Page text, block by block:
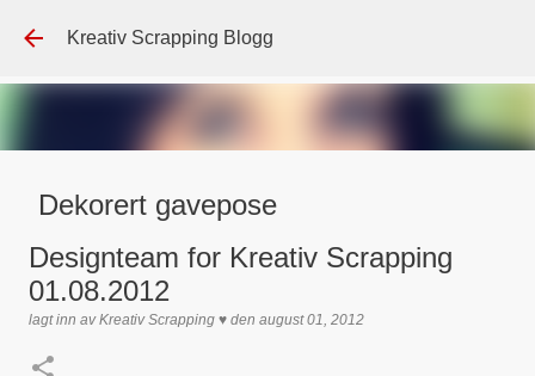
Kreativ Scrapping Blogg
Dekorert gavepose
GAVEPOSE / POSEKORT SIMPLE AND BASIC
TEKST KLISTREMERKER / STICKERS
Designteam for Kreativ Scrapping
01.08.2012
lagt inn avKreativ Scrapping ♥ den august 01, 2012